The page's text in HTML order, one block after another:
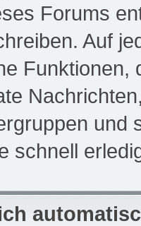
Forums
Auf
und
schnell